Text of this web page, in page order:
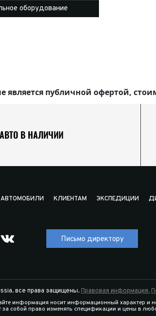
оборудование
является публичной офертой,
АВТО В НАЛИЧИИ
АВТОМОБИЛИ КЛИЕНТАМ ЭКСПЕДИЦИИ
Письмо директору
все права защищены. Правовая информация.
информация носит информационный характер и
за собой право изменять спецификации и цены в